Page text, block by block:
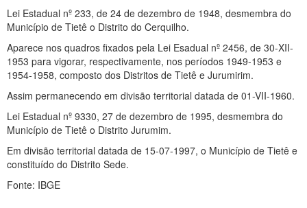
Lei Estadual nº 233, de 24 de dezembro de 1948, desmembra do
Município de Tietê o Distrito do Cerquilho.
Aparece nos quadros fixados pela Lei Esadual nº 2456, de 30-XII-
1953 para vigorar, respectivamente, nos períodos 1949-1953 e
1954-1958, composto dos Distritos de Tietê e Jurumirim.
Assim permanecendo em divisão territorial datada de 01-VII-1960.
Lei Estadual nº 9330, 27 de dezembro de 1995, desmembra do
Município de Tietê o Distrito Jurumim.
Em divisão territorial datada de 15-07-1997, o Município de Tietê e
constituído do Distrito Sede.
Fonte: IBGE